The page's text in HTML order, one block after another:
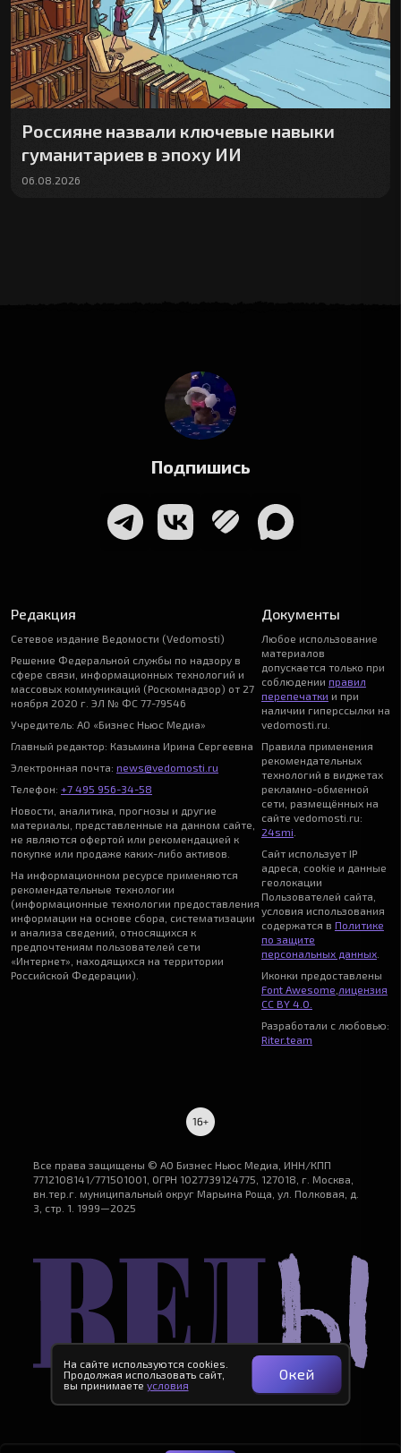
Россияне назвали ключевые навыки
гуманитариев в эпоху ИИ
06.08.2026
Подпишись
Редакция
Сетевое издание Ведомости (Vedomosti)
Решение Федеральной службы по надзору в
сфере связи, информационных технологий и
массовых коммуникаций (Роскомнадзор) от 27
ноября 2020 г. ЭЛ № ФС 77-79546
Учредитель: АО «Бизнес Ньюс Медиа»
Главный редактор: Казьмина Ирина Сергеевна
Электронная почта: news@vedomosti.ru
Телефон: +7 495 956-34-58
Новости, аналитика, прогнозы и другие
материалы, представленные на данном сайте,
не являются офертой или рекомендацией к
покупке или продаже каких-либо активов.
На информационном ресурсе применяются
рекомендательные технологии
(информационные технологии предоставления
информации на основе сбора, систематизации
и анализа сведений, относящихся к
предпочтениям пользователей сети
«Интернет», находящихся на территории
Российской Федерации).
Документы
Любое использование
материалов
допускается только при
соблюдении правил
перепечатки и при
наличии гиперссылки на
vedomosti.ru.
Правила применения
рекомендательных
технологий в виджетах
рекламно-обменной
сети, размещённых на
сайте vedomosti.ru:
24smi
Сайт использует IP
адреса, cookie и данные
геолокации
Пользователей сайта,
условия использования
содержатся в Политике
по защите
персональных данных.
Иконки предоставлены
Font Awesome лицензия
CC BY 4.0.
Разработали с любовью:
Riter.team
Все права защищены © АО Бизнес Ньюс Медиа, ИНН/КПП
7712108141/771501001, ОГРН 1027739124775, 127018, г. Москва,
вн.тер.г. муниципальный округ Марьина Роща, ул. Полковая, д.
3, стр. 1. 1999—2025
На сайте используются cookies.
Продолжая использовать сайт,
вы принимаете условия
Окей